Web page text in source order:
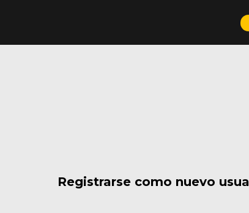
Registrarse como nuevo